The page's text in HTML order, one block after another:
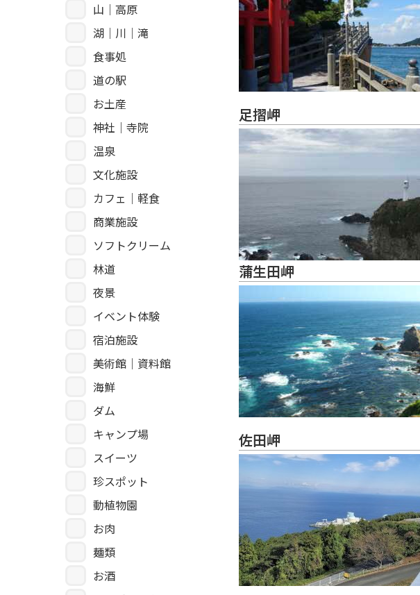
山｜高原
湖｜川｜滝
食事処
道の駅
お土産
神社｜寺院
温泉
文化施設
カフェ｜軽食
商業施設
ソフトクリーム
林道
夜景
イベント体験
宿泊施設
美術館｜資料館
海鮮
ダム
キャンプ場
スイーツ
珍スポット
動植物園
お肉
麺類
お酒
足摺岬
蒲生田岬
佐田岬